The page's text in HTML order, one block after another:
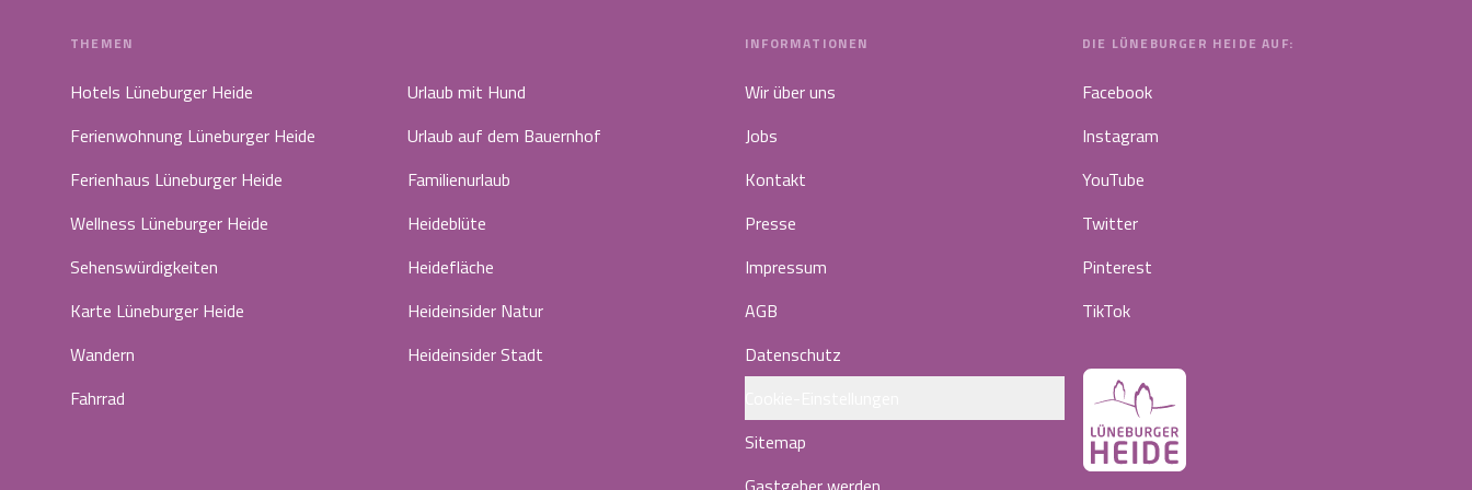
THEMEN
Hotels Lüneburger Heide
Ferienwohnung Lüneburger Heide
Ferienhaus Lüneburger Heide
Wellness Lüneburger Heide
Sehenswürdigkeiten
Karte Lüneburger Heide
Wandern
Fahrrad
Urlaub mit Hund
Urlaub auf dem Bauernhof
Familienurlaub
Heideblüte
Heidefläche
Heideinsider Natur
Heideinsider Stadt
INFORMATIONEN
Wir über uns
Jobs
Kontakt
Presse
Impressum
AGB
Datenschutz
Sitemap
DIE LÜNEBURGER HEIDE AUF:
Facebook
Instagram
YouTube
Twitter
Pinterest
TikTok